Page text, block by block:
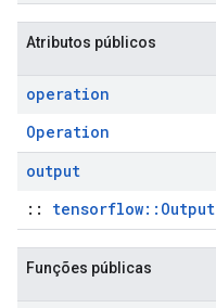
Atributos públicos
operation
Operation
output
:: tensorflow::Output
Funções públicas